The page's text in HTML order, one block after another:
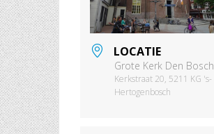
LOCATIE
Grote Kerk Den Bosch
Kerkstraat 20, 5211 KG 's-
Hertogenbosch